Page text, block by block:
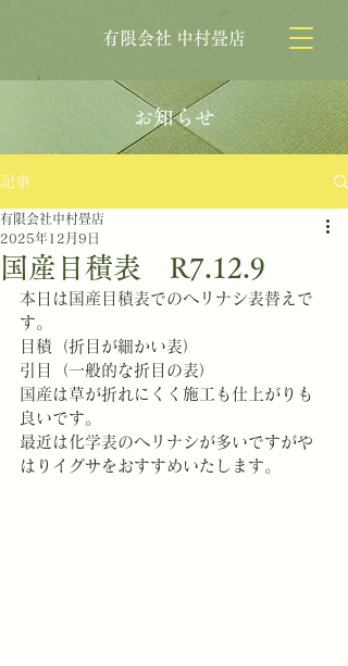
有限会社 中村畳店
お知らせ
記事
国産目積表 R7.12.9
有限会社中村畳店
2025年12月9日
本日は国産目積表でのヘリナシ表替えで
す。
目積（折目が細かい表）
引目（一般的な折目の表）
国産は草が折れにくく施工も仕上がりも
良いです。
最近は化学表のヘリナシが多いですがや
はりイグサをおすすめいたします。